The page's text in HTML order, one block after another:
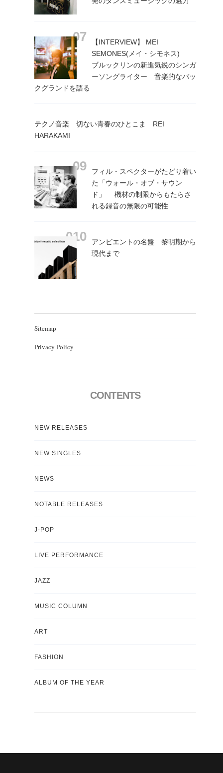
【INTERVIEW】 MEI
SEMONES(メイ・シモネス)
ブルックリンの新進気鋭のシンガ
ーソングライター 音楽的なバッ
クグランドを語る
テクノ音楽 切ない青春のひとこま REI
HARAKAMI
フィル・スペクターがたどり着い
た「ウォール・オブ・サウン
ド」 機材の制限からもたらさ
れる録音の無限の可能性
アンビエントの名盤 黎明期から
現代まで
Sitemap
Privacy Policy
CONTENTS
NEW RELEASES
NEW SINGLES
NEWS
NOTABLE RELEASES
J-POP
LIVE PERFORMANCE
JAZZ
MUSIC COLUMN
ART
FASHION
ALBUM OF THE YEAR